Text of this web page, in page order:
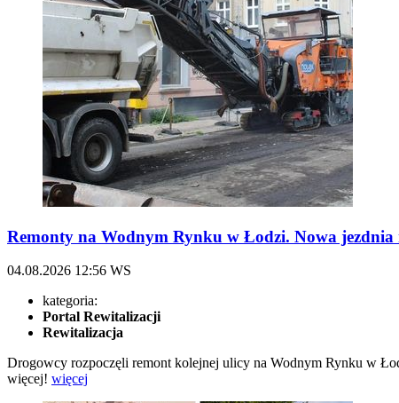
Remonty na Wodnym Rynku w Łodzi. Nowa
04.08.2026 12:56 WS
kategoria:
Portal Rewitalizacji
Rewitalizacja
Drogowcy rozpoczęli remont kolejnej ulicy na Wodnym Rynku w
więcej! więcej